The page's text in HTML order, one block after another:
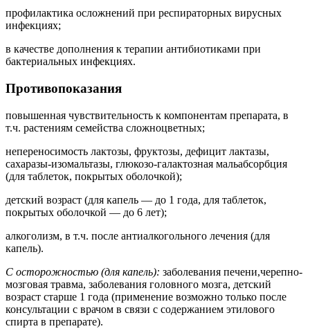
профилактика осложнений при респираторных вирусных
инфекциях;
в качестве дополнения к терапии антибиотиками при
бактериальных инфекциях.
Противопоказания
повышенная чувствительность к компонентам препарата, в
т.ч. растениям семейства сложноцветных;
непереносимость лактозы, фруктозы, дефицит лактазы,
сахаразы-изомальтазы, глюкозо-галактозная мальабсорбция
(для таблеток, покрытых оболочкой);
детский возраст (для капель — до 1 года, для таблеток,
покрытых оболочкой — до 6 лет);
алкоголизм, в т.ч. после антиалкогольного лечения (для
капель).
С осторожностью (для капель): заболевания печени,черепно-
мозговая травма, заболевания головного мозга, детский
возраст старше 1 года (применение возможно только после
консультации с врачом в связи с содержанием этилового
спирта в препарате).